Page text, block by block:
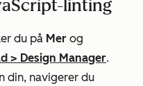
linting
du på Mer og
> Design Manager.
din, navigerer du